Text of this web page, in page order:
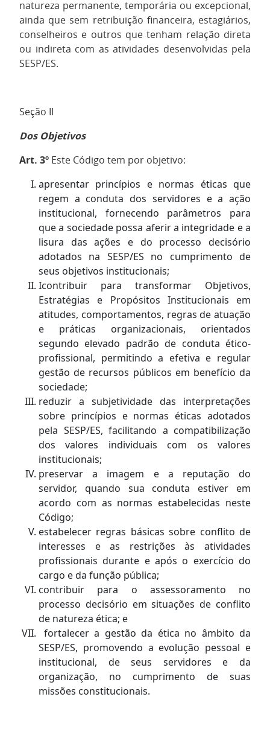
natureza permanente, temporária ou excepcional,
ainda que sem retribuição financeira, estagiários,
conselheiros e outros que tenham relação direta
ou indireta com as atividades desenvolvidas pela
SESP/ES.
Seção II
Dos Objetivos
Art. 3º Este Código tem por objetivo:
apresentar princípios e normas éticas que
regem a conduta dos servidores e a ação
institucional, fornecendo parâmetros para
que a sociedade possa aferir a integridade e a
lisura das ações e do processo decisório
adotados na SESP/ES no cumprimento de
seus objetivos institucionais;
Icontribuir para transformar Objetivos,
Estratégias e Propósitos Institucionais em
atitudes, comportamentos, regras de atuação
e práticas organizacionais, orientados
segundo elevado padrão de conduta ético-
profissional, permitindo a efetiva e regular
gestão de recursos públicos em benefício da
sociedade;
reduzir a subjetividade das interpretações
sobre princípios e normas éticas adotados
pela SESP/ES, facilitando a compatibilização
dos valores individuais com os valores
institucionais;
preservar a imagem e a reputação do
servidor, quando sua conduta estiver em
acordo com as normas estabelecidas neste
Código;
estabelecer regras básicas sobre conflito de
interesses e as restrições às atividades
profissionais durante e após o exercício do
cargo e da função pública;
contribuir para o assessoramento no
processo decisório em situações de conflito
de natureza ética; e
fortalecer a gestão da ética no âmbito da
SESP/ES, promovendo a evolução pessoal e
institucional, de seus servidores e da
organização, no cumprimento de suas
missões constitucionais.